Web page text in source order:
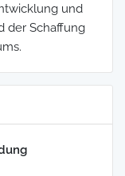
und
der Schaffung